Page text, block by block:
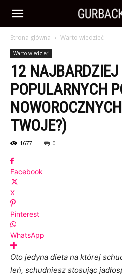
Strona główna Warto wiedzieć
Warto wiedzieć
12 NAJBARDZIEJ
POPULARNYCH
TWOJE?)
1677 0
Facebook
X
Pinterest
WhatsApp
Oto jedyna dieta na której
leń, schudniesz stosując